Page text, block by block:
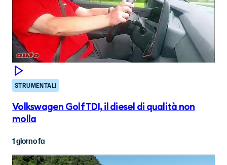
STRUMENTALI
Volkswagen Golf TDI, il diesel di qualità non
molla
1 giorno fa